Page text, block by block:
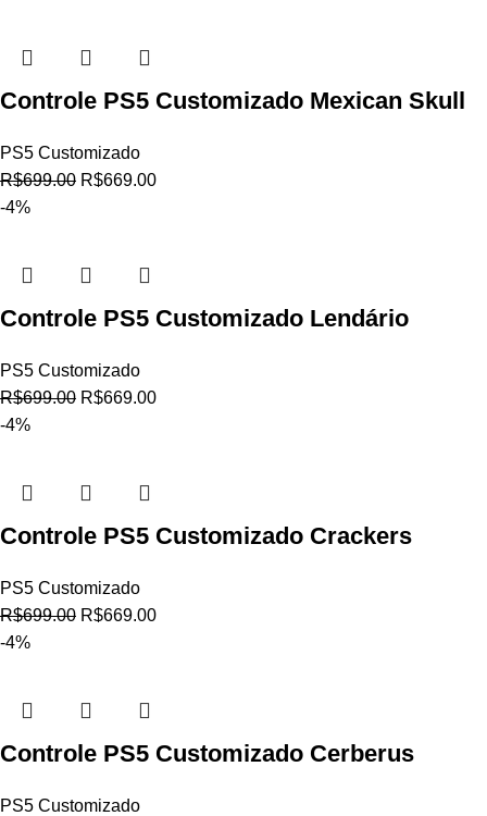
Controle PS5 Customizado Mexican Skull
PS5 Customizado
R$699.00 R$669.00
-4%
Controle PS5 Customizado Lendário
PS5 Customizado
R$699.00 R$669.00
-4%
Controle PS5 Customizado Crackers
PS5 Customizado
R$699.00 R$669.00
-4%
Controle PS5 Customizado Cerberus
PS5 Customizado